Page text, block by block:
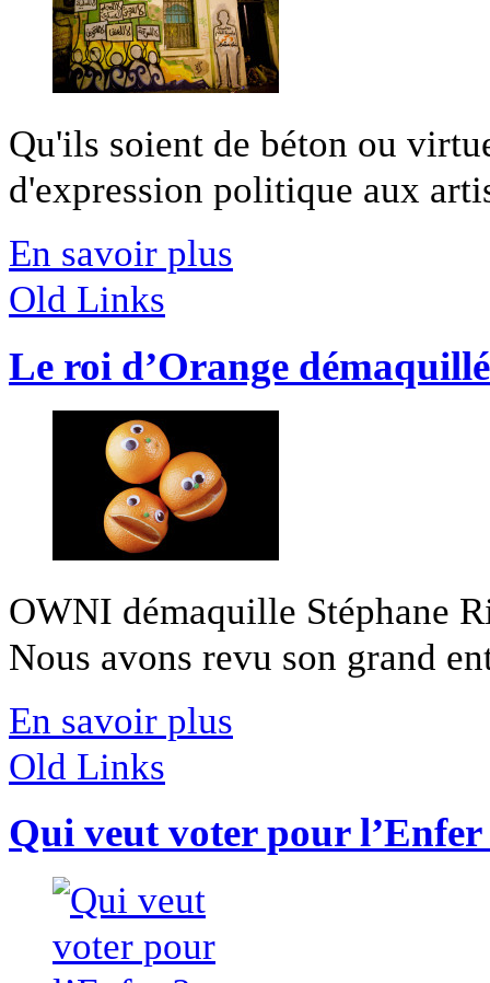
Qu'ils soient de béton ou
d'expression politique aux
En savoir plus
Old Links
Le roi d’Orange démaquillé
OWNI démaquille Stéphane
Nous avons revu son grand
En savoir plus
Old Links
Qui veut voter pour l’Enfer